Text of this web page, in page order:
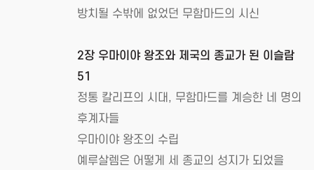
방치될 수밖에 없었던 무함마드의 시신
2장 우마이야 왕조와 제국의 종교가 된 이슬람
51
정통 칼리프의 시대, 무함마드를 계승한 네 명의
후계자들
우마이야 왕조의 수립
예루살렘은 어떻게 세 종교의 성지가 되었을